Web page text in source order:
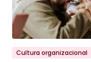
Ir para o post
Cultura organizacional